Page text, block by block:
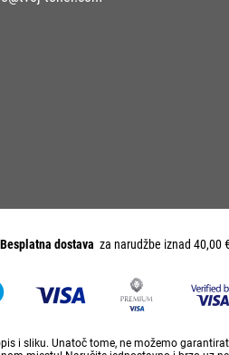
Besplatna dostava za narudžbe iznad 40,00
i sliku. Unatoč tome, ne možemo